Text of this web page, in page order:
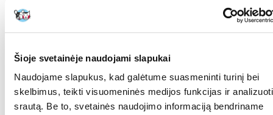
Šioje svetainėje naudojami slapukai
Naudojame slapukus, kad galėtume suasmeninti turinį bei
skelbimus, teikti visuomeninės medijos funkcijas ir analizuoti
srautą. Be to, svetainės naudojimo informaciją bendriname
RŪŠIS:
PAKUOTĖS SVORIS
(KG):
GAMINTOJAS: